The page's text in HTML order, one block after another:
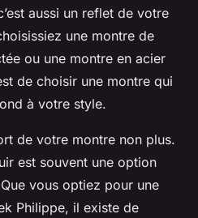
aussi un reflet de votre
une montre de
ou une montre en acier
de choisir une montre qui
à votre style.
de votre montre non plus.
est souvent une option
vous optiez pour une
Philippe, il existe de